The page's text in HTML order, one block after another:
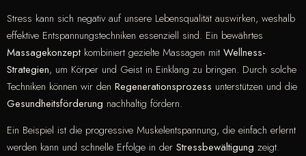
Stress kann sich negativ auf unsere Lebensqualität auswirken, weshalb
effektive Entspannungstechniken essenziell sind. Ein bewährtes
Massagekonzeptkombiniert gezielte Massagen mit Wellness-
Strategien, um Körper und Geist in Einklang zu bringen. Durch solche
Techniken können wir den Regenerationsprozess unterstützen und die
Gesundheitsförderung nachhaltig fördern.
Ein Beispiel ist die progressive Muskelentspannung, die einfach erlernt
werden kann und schnelle Erfolge in der Stressbewältigung zeigt.